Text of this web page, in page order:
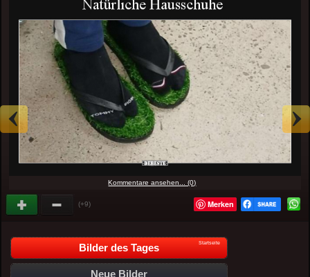
Kommentare ansehen... (0)
(+9) Merken
Bilder des Tages Startseite
Neue Bilder